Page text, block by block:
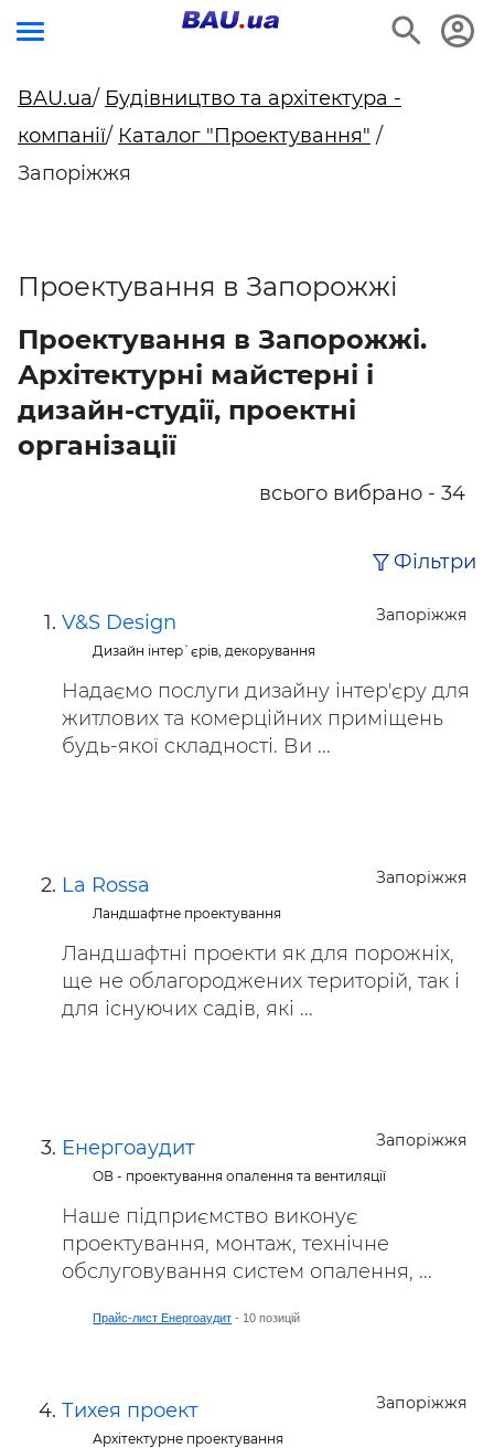
BAU.ua/ Будівництво та архітектура -
компанії/ Каталог "Проектування" /
Запоріжжя
Проектування в Запорожжі
Проектування в Запорожжі.
Архітектурні майстерні і
дизайн-студії, проектні
організації
всього вибрано - 34
Фільтри
Запоріжжя
V&S Design
Дизайн інтер`єрів, декорування
Надаємо послуги дизайну інтер'єру для
житлових та комерційних приміщень
будь-якої складності. Ви ...
Запоріжжя
La Rossa
Ландшафтне проектування
Ландшафтні проекти як для порожніх,
ще не облагороджених територій, так і
для існуючих садів, які ...
Запоріжжя
Енергоаудит
ОВ - проектування опалення та вентиляції
Наше підприємство виконує
проектування, монтаж, технічне
обслуговування систем опалення, ...
Прайс-лист Енергоаудит - 10 позицій
Запоріжжя
Тихея проект
Архітектурне проектування